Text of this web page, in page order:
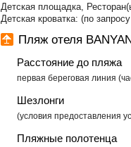
Детская площадка,
Детская кроватка: (по
Пляж отеля
Расстояние до пляжа
первая береговая линия
Шезлонги
(условия предоставления
Пляжные полотенца